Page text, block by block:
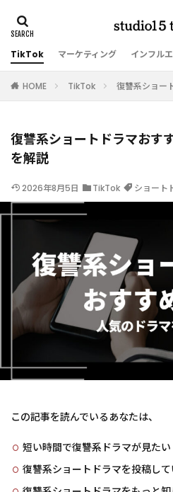
TikTok マーケティング インフル
HOME TikTok 復讐系ショー
復讐系ショートドラマおす
を解説
2026年8月5日 TikTok ショート
この記事を読んでいるあなたは、
短い時間で復讐系ドラマが見たい
復讐系ショートドラマを投稿し